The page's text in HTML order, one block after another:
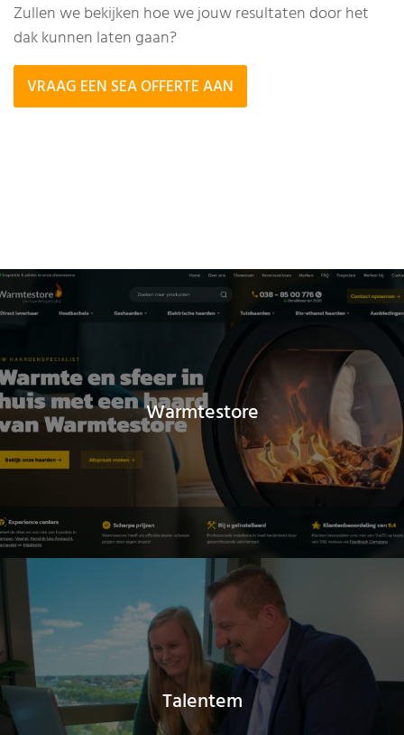
Zullen we bekijken hoe we jouw resultaten door het
dak kunnen laten gaan?
VRAAG EEN SEA OFFERTE AAN
Warmtestore
Talentem